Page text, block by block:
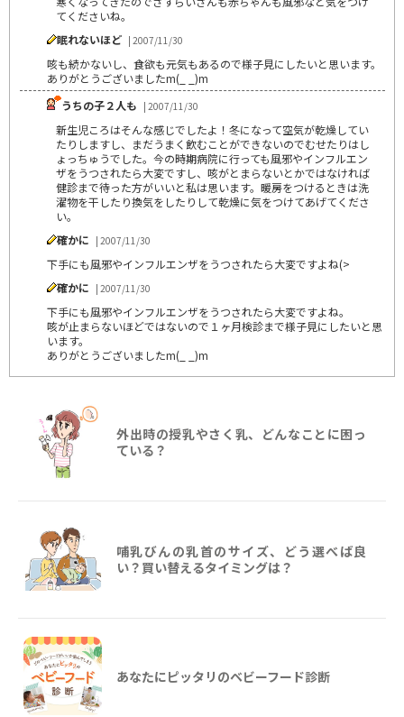
てくださいね。
眠れないほど | 2007/11/30
咳も続かないし、食欲も元気もあるので様子見にしたいと思います。
ありがとうございましたm(_ _)m
うちの子２人も | 2007/11/30
新生児ころはそんな感じでしたよ！冬になって空気が乾燥してい
たりしますし、まだうまく飲むことができないのでむせたりはし
ょっちゅうでした。今の時期病院に行っても風邪やインフルエン
ザをうつされたら大変ですし、咳がとまらないとかではなければ
健診まで待った方がいいと私は思います。暖房をつけるときは洗
濯物を干したり換気をしたりして乾燥に気をつけてあげてくださ
い。
確かに | 2007/11/30
下手にも風邪やインフルエンザをうつされたら大変ですよね(>
確かに | 2007/11/30
下手にも風邪やインフルエンザをうつされたら大変ですよね。
咳が止まらないほどではないので１ヶ月検診まで様子見にしたいと思
います。
ありがとうございましたm(_ _)m
外出時の授乳やさく乳、どんなことに困っ
ている？
哺乳びんの乳首のサイズ、どう選べば良
い？買い替えるタイミングは？
あなたにピッタリのベビーフード診断